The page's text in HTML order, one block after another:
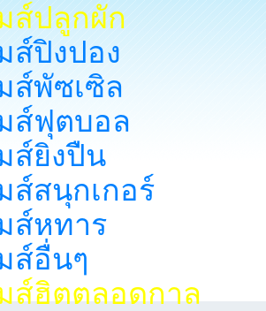
ส์ปลูกผัก
ส์ปิงปอง
ส์พัซเซิล
ส์ฟุตบอล
ส์ยิงปืน
ส์สนุกเกอร์
ส์หทาร
ส์อื่นๆ
ส์ฮิตตลอดกาล